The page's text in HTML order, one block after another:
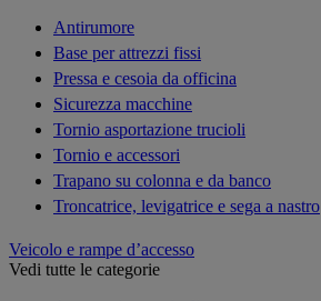
Antirumore
Base per attrezzi fissi
Pressa e cesoia da officina
Sicurezza macchine
Tornio asportazione trucioli
Tornio e accessori
Trapano su colonna e da banco
Troncatrice, levigatrice e sega a nastro
Veicolo e rampe d’accesso
Vedi tutte le categorie